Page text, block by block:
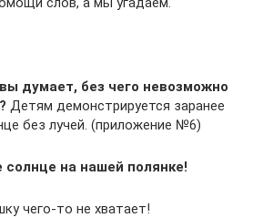
думает, без чего невозможно
Детям демонстрируется заранее
без лучей. (приложение №6)
солнце на нашей полянке!
чего-то не хватает!